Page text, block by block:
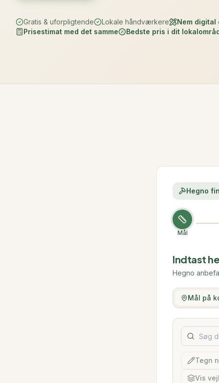
Gratis & uforpligtende Lokale håndværkere
Nem digital
Prisestimat med det samme
Bedste pris i dit
Hegno
Mål
Indtast
Hegno
Mål på
Tegn
Vis